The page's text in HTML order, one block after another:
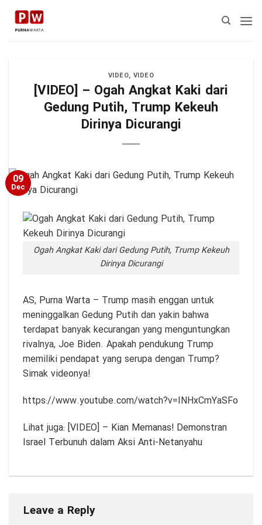
Skip
content
VIDEO, VIDEO
[VIDEO] – Ogah Angkat Kaki dari
Gedung Putih, Trump Kekeuh
Dirinya Dicurangi
09
Dec
Ogah Angkat Kaki dari Gedung Putih, Trump Kekeuh
Dirinya Dicurangi
AS, Purna Warta – Trump masih enggan untuk
meninggalkan Gedung Putih dan yakin bahwa
terdapat banyak kecurangan yang menguntungkan
rivalnya, Joe Biden. Apakah pendukung Trump
memiliki pendapat yang serupa dengan Trump?
Simak videonya!
https://www.youtube.com/watch?v=INHxCmYaSFo
Lihat juga: [VIDEO] – Kian Memanas! Demonstran
Israel Terbunuh dalam Aksi Anti-Netanyahu
Leave a Reply